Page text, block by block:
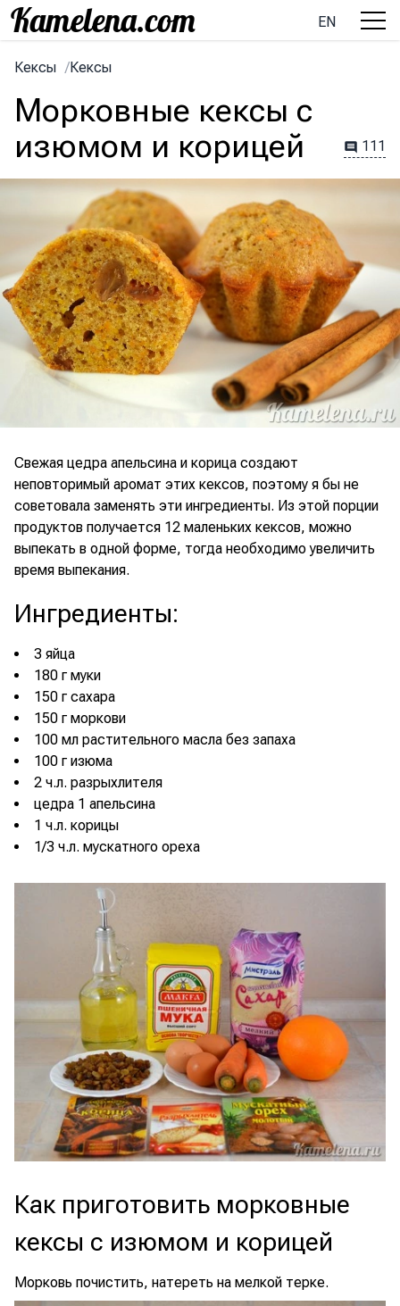
EN
Кексы /Кексы
Морковные кексы с
изюмом и корицей
111
Свежая цедра апельсина и корица создают
неповторимый аромат этих кексов, поэтому я бы не
советовала заменять эти ингредиенты. Из этой порции
продуктов получается 12 маленьких кексов, можно
выпекать в одной форме, тогда необходимо увеличить
время выпекания.
Ингредиенты:
3 яйца
180 г муки
150 г сахара
150 г моркови
100 мл растительного масла без запаха
100 г изюма
2 ч.л. разрыхлителя
цедра 1 апельсина
1 ч.л. корицы
1/3 ч.л. мускатного ореха
Как приготовить морковные
кексы с изюмом и корицей
Морковь почистить, натереть на мелкой терке.